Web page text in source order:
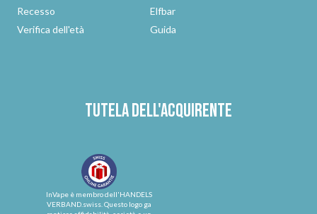
Recesso
Verifica dell'età
Elfbar
Guida
Tutela dell'acquirente
InVape è membro dell'HANDELS
VERBAND.swiss. Questo logo ga